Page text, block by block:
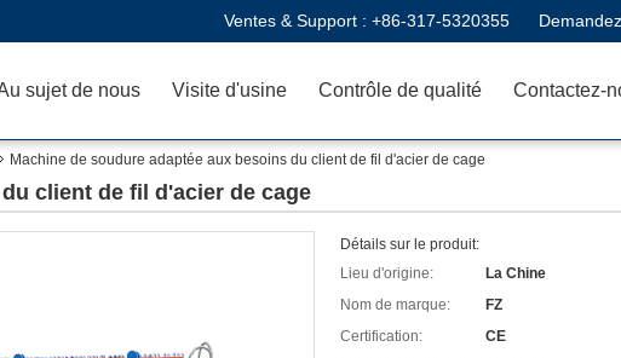
Ventes & Support : +86-317-5320355
sujet de nous Visite d'usine Contrôle de qualité Contactez-
Machine de soudure adaptée aux besoins du client de fil d'acier de cage
client de fil d'acier de cage
Détails sur le produit:
Lieu d'origine:
La Chine
Nom de marque:
FZ
Certification:
CE